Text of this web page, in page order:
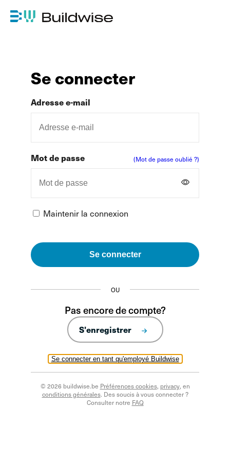
Se connecter
Se connecter en tant qu'employé Buildwise
Adresse e-mail
Mot de passe (Mot de passe oublié ?)
Maintenir la connexion
Se connecter
OU
Pas encore de compte?
S'enregistrer
© 2026 buildwise.be Préférences cookies, privacy, en
conditions générales. Des soucis à vous connecter ?
Consulter notre FAQ